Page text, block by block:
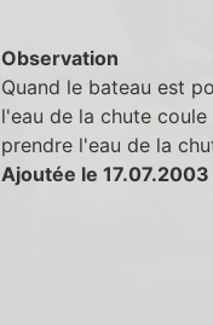
Observation
Quand le bateau est
l'eau de la chute
prendre l'eau de la
Ajoutée le 17.07.2003